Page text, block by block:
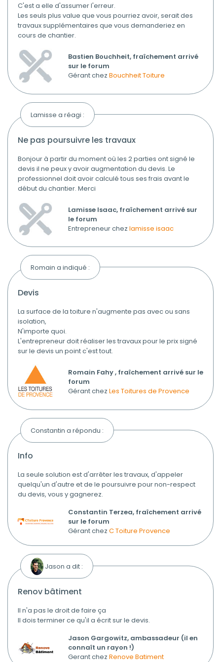
C'est a elle d'assumer l'erreur.
Les seuls plus value que vous pourriez avoir, serait des
travaux supplémentaires que vous demanderiez en
cours de chantier.
Bastien Bouchheit, fraîchement arrivé
sur le forum
Gérant chez Bouchheit Toiture
Lamisse a réagi :
ne pas poursuivre les travaux
Bonjour à partir du moment où les 2 parties ont signé le
devis il ne peux y avoir augmentation du devis. Le
professionnel doit avoir calculé tous ses frais avant le
début du chantier. Merci
Lamisse Isaac, fraîchement arrivé sur
le forum
Entrepreneur chez lamisse isaac
Romain a indiqué :
devis
La surface de la toiture n'augmente pas avec ou sans
isolation,
N'importe quoi.
L'entrepreneur doit réaliser les travaux pour le prix signé
sur le devis un point c'est tout.
Romain Fahy , fraîchement arrivé sur le
forum
Gérant chez Les Toitures de Provence
Constantin a répondu :
info
La seule solution est d'arrêter les travaux, d'appeler
quelqu'un d'autre et de le poursuivre pour non-respect
du devis, vous y gagnerez.
Constantin Terzea, fraîchement arrivé
sur le forum
Gérant chez C Toiture Provence
Jason a dit :
renov bâtiment
Il n'a pas le droit de faire ça
Il dois terminer ce qu'il a écrit sur le devis.
Jason Gargowitz, ambassadeur (il en
connaît un rayon !)
Gerant chez Renove Batiment